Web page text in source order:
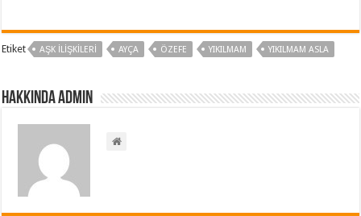
Etiket AŞK ILIŞKILERI AYÇA ÖZEFE YIKILMAM YIKILMAM ASLA
Hakkında admin